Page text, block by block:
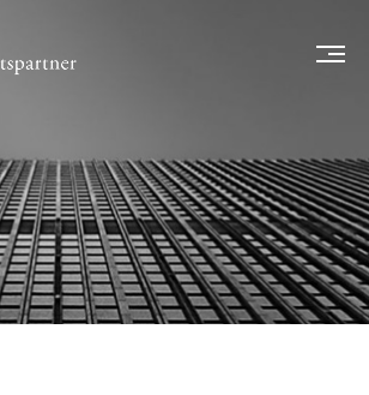
NYHETER
LÅNTAGARE
TEAM
LEGAL INFORMATION
FINANSIELL INFORMATION